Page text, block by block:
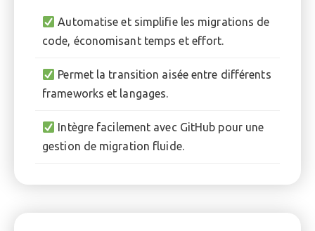
Automatise et simplifie les migrations de
code, économisant temps et effort.
Permet la transition aisée entre différents
frameworks et langages.
Intègre facilement avec GitHub pour une
gestion de migration fluide.